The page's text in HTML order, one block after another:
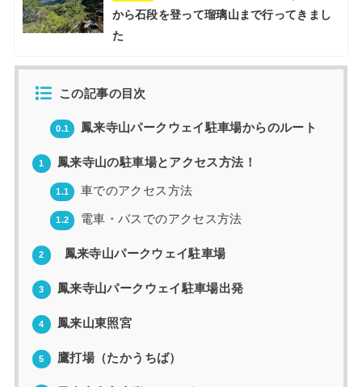
から石段を登って瑠璃山まで行ってきまし
た
この記事の目次
0.1 鳳来寺山パークウェイ駐車場からのルート
1 鳳来寺山の駐車場とアクセス方法！
1.1 車でのアクセス方法
1.2 電車・バスでのアクセス方法
2 鳳来寺山パークウェイ駐車場
3 鳳来寺山パークウェイ駐車場出発
4 鳳来山東照宮
5 鷹打場（たかうちば）